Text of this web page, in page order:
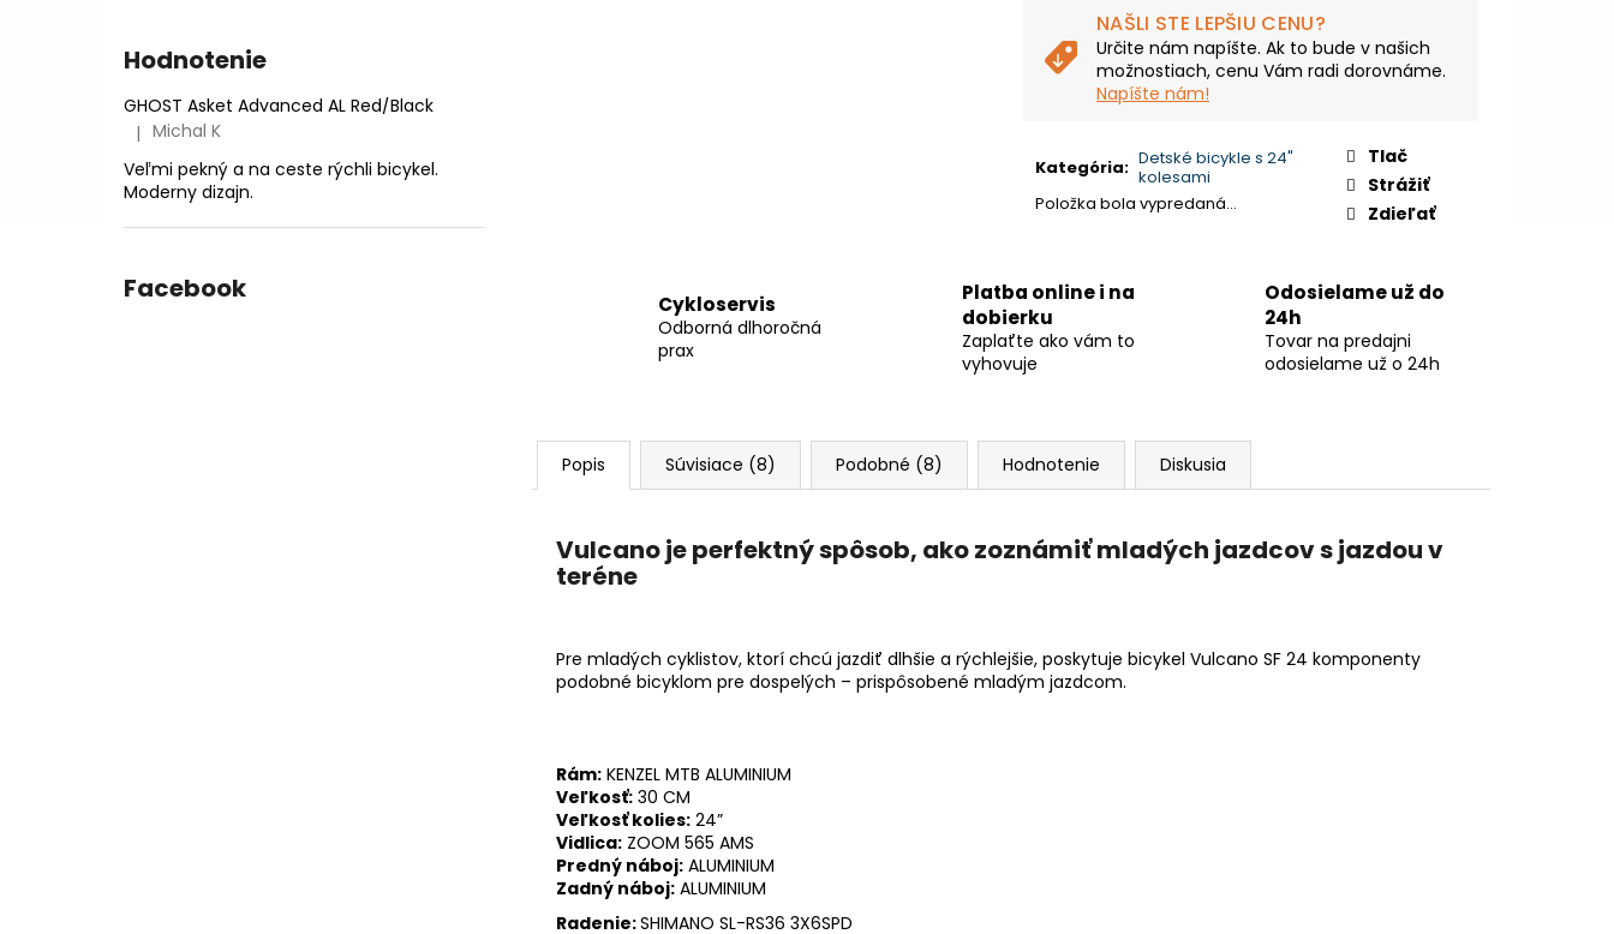
Hodnotenie
GHOST Asket Advanced AL Red/Black
Hodnotenie produktu je 5 z 5 hviezdičiek.
| Michal K
Veľmi pekný a na ceste rýchli bicykel.
Moderny dizajn.
Facebook
NAŠLI STE LEPŠIU CENU?
Určite nám napíšte. Ak to bude v našich
možnostiach, cenu Vám radi dorovnáme.
Napíšte nám!
Kategória: Detské bicykle s 24"
kolesami
Položka bola vypredaná…
Tlač
Strážiť
Zdieľať
Cykloservis
Odborná dlhoročná
prax
Platba online i na
dobierku
Zaplaťte ako vám to
vyhovuje
Odosielame už do
24h
Tovar na predajni
odosielame už o 24h
Popis Súvisiace (8) Podobné (8) Hodnotenie Diskusia
Vulcano je perfektný spôsob, ako zoznámiť mladých jazdcov s jazdou v
teréne
Pre mladých cyklistov, ktorí chcú jazdiť dlhšie a rýchlejšie, poskytuje bicykel Vulcano SF 24 komponenty
podobné bicyklom pre dospelých – prispôsobené mladým jazdcom.
Rám: KENZEL MTB ALUMINIUM
Veľkosť: 30 CM
Veľkosť kolies: 24”
Vidlica: ZOOM 565 AMS
Predný náboj: ALUMINIUM
Zadný náboj: ALUMINIUM
Radenie:SHIMANO SL-RS36 3X6SPD